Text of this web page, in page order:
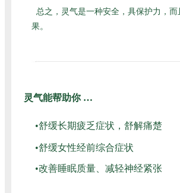
总之，灵气是一种安全，具保护力，
果。
灵气能帮助你 …
•舒缓长期疲乏症状，舒解痛楚
•舒缓女性经前综合症状
•改善睡眠质量、减轻神经紧张